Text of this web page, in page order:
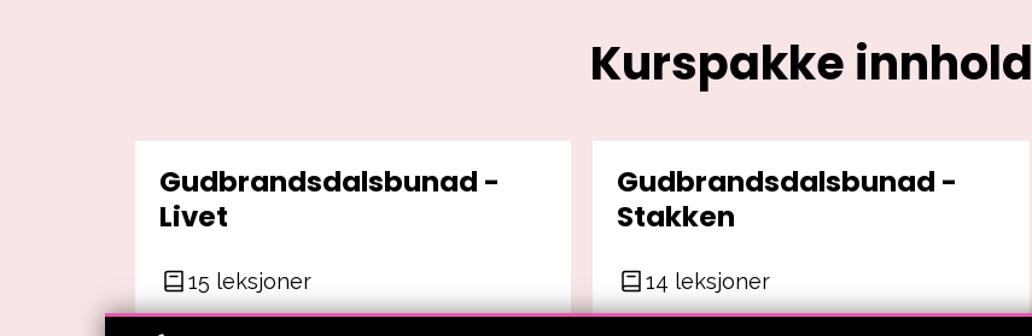
Kurspakke innhold
Gudbrandsdalsbunad -
Livet
15 leksjoner
Gudbrandsdalsbunad -
Stakken
14 leksjoner